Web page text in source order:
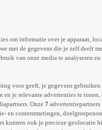
Maar de inzet is wel
Meer
om informatie over je apparaat,
met de gegevens die je zelf deelt
van onze media te analyseren en
voor geeft, je gegevens
en je relevante advertenties te tonen,
Onze 7
en contentmetingen,
kunnen ook je precieze geolocatie